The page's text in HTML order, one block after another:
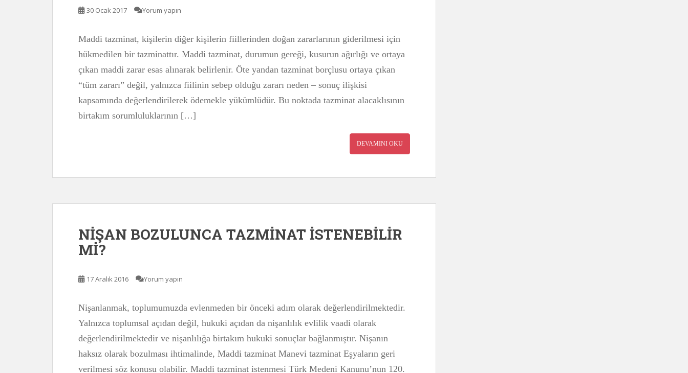
30 Ocak 2017 Yorum yapın
Maddi tazminat, kişilerin diğer kişilerin fiillerinden doğan zararlarının giderilmesi için
hükmedilen bir tazminattır. Maddi tazminat, durumun gereği, kusurun ağırlığı ve ortaya
çıkan maddi zarar esas alınarak belirlenir. Öte yandan tazminat borçlusu ortaya çıkan
“tüm zararı” değil, yalnızca fiilinin sebep olduğu zararı neden – sonuç ilişkisi
kapsamında değerlendirilerek ödemekle yükümlüdür. Bu noktada tazminat alacaklısının
birtakım sorumluluklarının […]
DEVAMINI OKU
NİŞAN BOZULUNCA TAZMİNAT İSTENEBİLİR
Mİ?
17 Aralık 2016 Yorum yapın
Nişanlanmak, toplumumuzda evlenmeden bir önceki adım olarak değerlendirilmektedir.
Yalnızca toplumsal açıdan değil, hukuki açıdan da nişanlılık evlilik vaadi olarak
değerlendirilmektedir ve nişanlılığa birtakım hukuki sonuçlar bağlanmıştır. Nişanın
haksız olarak bozulması ihtimalinde, Maddi tazminat Manevi tazminat Eşyaların geri
verilmesi söz konusu olabilir. Maddi tazminat istenmesi Türk Medeni Kanunu’nun 120.